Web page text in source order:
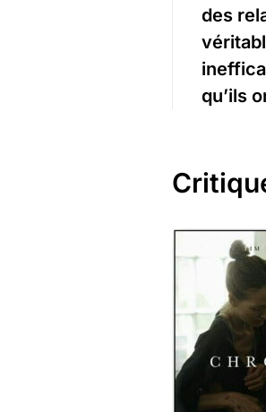
des
qu’ils